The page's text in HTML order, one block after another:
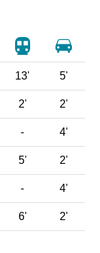
13' 5'
2' 2'
- 4'
5' 2'
- 4'
6' 2'